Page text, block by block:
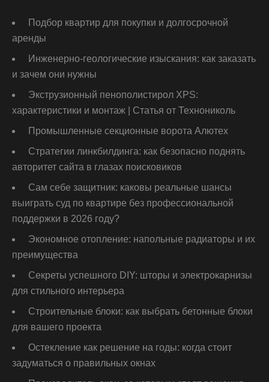
Подбор квартир для покупки и долгосрочной
аренды
Инженерно-геологические изыскания: как заказать
и зачем они нужны
Экструзионный пенополистирол XPS:
характеристики и монтаж | Статья от Технониколь
Промышленные секционные ворота Алютех
Стратегии линкбилдинга: как безопасно поднять
авторитет сайта в глазах поисковиков
Сам себе защитник: каковы реальные шансы
выиграть суд по квартире без профессиональной
поддержки в 2026 году?
Экономное отопление: напольные радиаторы и их
преимущества
Секреты успешного DIY: шторы и электрокарнизы
для стильного интерьера
Строительные блоки: как выбрать бетонные блоки
для вашего проекта
Остекление как решение на годы: когда стоит
задуматься о правильных окнах